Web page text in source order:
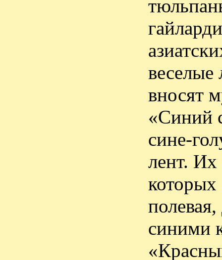
вносят
«Синий
сине-
лент. Их
которых
синими